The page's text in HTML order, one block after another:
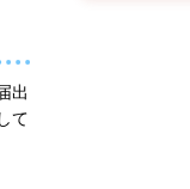
出
て